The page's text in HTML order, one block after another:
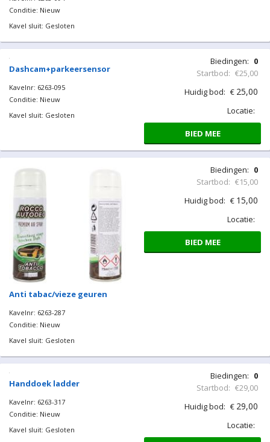
Conditie: Nieuw
Kavel sluit: Gesloten
Dashcam+parkeersensor
Kavelnr: 6263-095
Conditie: Nieuw
Kavel sluit: Gesloten
Biedingen: 0
Startbod: €25,00
Huidig bod: € 25,00
Locatie:
BIED MEE
Anti tabac/vieze geuren
Kavelnr: 6263-287
Conditie: Nieuw
Kavel sluit: Gesloten
Biedingen: 0
Startbod: €15,00
Huidig bod: € 15,00
Locatie:
BIED MEE
Handdoek ladder
Kavelnr: 6263-317
Conditie: Nieuw
Kavel sluit: Gesloten
Biedingen: 0
Startbod: €29,00
Huidig bod: € 29,00
Locatie: